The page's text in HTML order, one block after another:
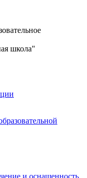
школа"
и оснащенность